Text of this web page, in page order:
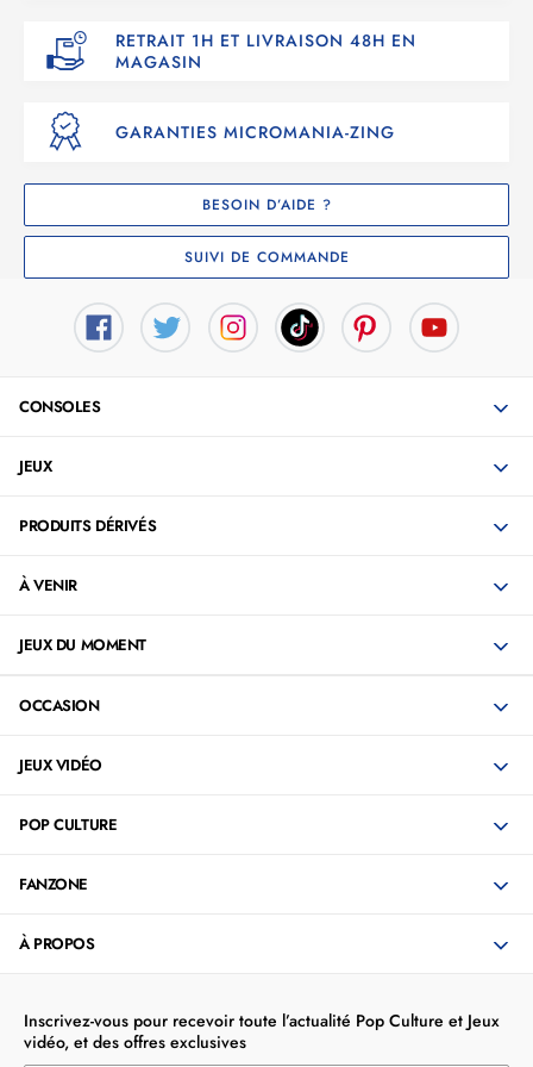
RETRAIT 1H ET LIVRAISON 48H EN
MAGASIN
GARANTIES MICROMANIA-ZING
BESOIN D’AIDE ?
SUIVI DE COMMANDE
CONSOLES
JEUX
PRODUITS DÉRIVÉS
À VENIR
JEUX DU MOMENT
OCCASION
JEUX VIDÉO
POP CULTURE
FANZONE
À PROPOS
Inscrivez-vous pour recevoir toute l’actualité Pop Culture et Jeux
vidéo, et des offres exclusives